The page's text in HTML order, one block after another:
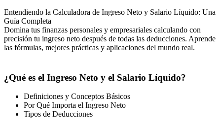
Entendiendo la Calculadora de Ingreso Neto y Salario Líquido: Una
Guía Completa
Domina tus finanzas personales y empresariales calculando con
precisión tu ingreso neto después de todas las deducciones. Aprende
las fórmulas, mejores prácticas y aplicaciones del mundo real.
¿Qué es el Ingreso Neto y el Salario Líquido?
Definiciones y Conceptos Básicos
Por Qué Importa el Ingreso Neto
Tipos de Deducciones